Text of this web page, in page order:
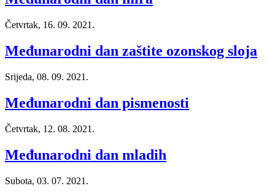
Četvrtak, 16. 09. 2021.
Međunarodni dan zaštite ozonskog sloja
Srijeda, 08. 09. 2021.
Međunarodni dan pismenosti
Četvrtak, 12. 08. 2021.
Međunarodni dan mladih
Subota, 03. 07. 2021.